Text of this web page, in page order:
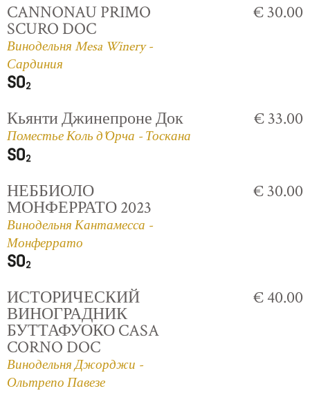
CANNONAU PRIMO
SCURO DOC
Винодельня Mesa Winery -
Сардиния
€ 30.00
Кьянти Джинепроне Док
Поместье Коль д'Орча - Тоскана
€ 33.00
НЕББИОЛО
МОНФЕРРАТО 2023
Винодельня Кантамесса -
Монферрато
€ 30.00
ИСТОРИЧЕСКИЙ
ВИНОГРАДНИК
БУТТАФУОКО CASA
CORNO DOC
Винодельня Джорджи -
Ольтрепо Павезе
€ 40.00